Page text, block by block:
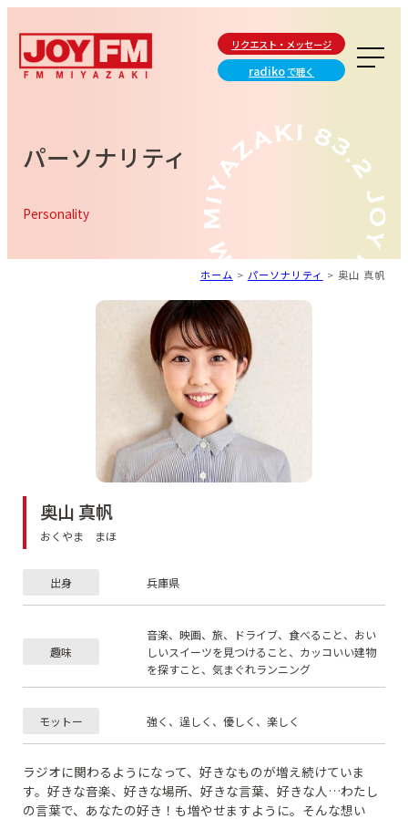
リクエスト・メッセージ
radiko で聴く
パーソナリティ
Personality
ホーム > パーソナリティ > 奥山 真帆
奥山 真帆
おくやま まほ
出身 兵庫県
趣味
音楽、映画、旅、ドライブ、食べること、おい
しいスイーツを見つけること、カッコいい建物
を探すこと、気まぐれランニング
モットー 強く、逞しく、優しく、楽しく
ラジオに関わるようになって、好きなものが増え続けていま
す。好きな音楽、好きな場所、好きな言葉、好きな人…わたし
の言葉で、あなたの好き！も増やせますように。そんな想い